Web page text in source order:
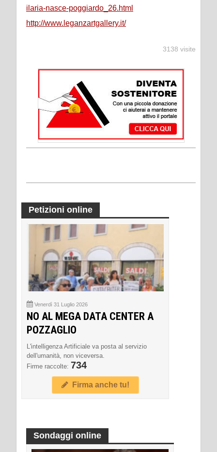
ilaria-nasce-poggiardo_26.html
http://www.leganzartgallery.it/
3138 visite
Petizioni online
Venerdì 31 Luglio 2026
NO AL MEGA DATA CENTER A
POZZAGLIO
L'intelligenza Artificiale va posta al servizio
dell'umanità, non viceversa.
Firme raccolte: 734
Firma anche tu!
Sondaggi online